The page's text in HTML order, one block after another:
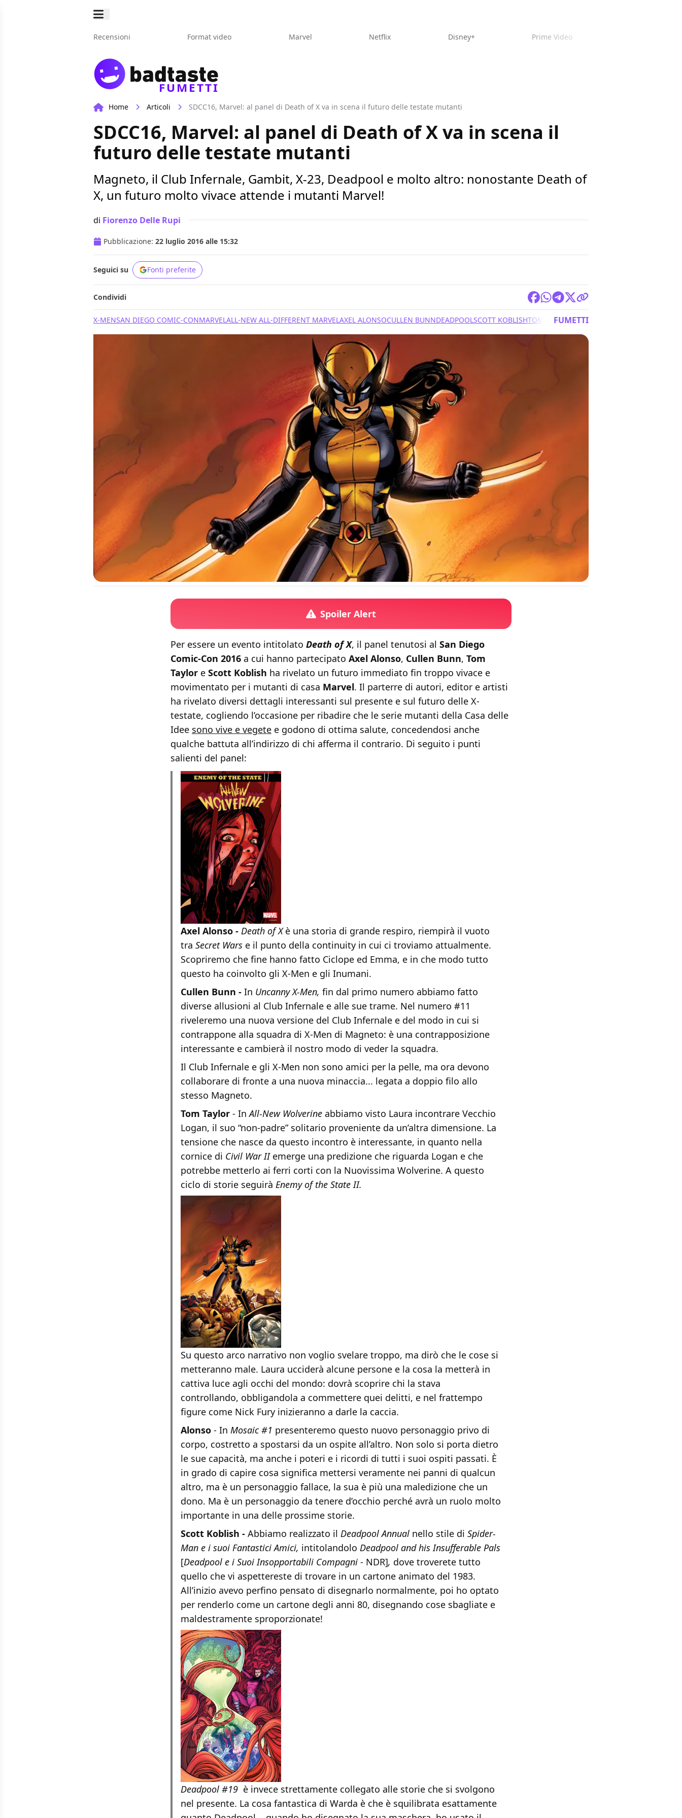
Recensioni Format video Marvel Netflix Disney+ Prime Video
FUMETTI
Home Articoli SDCC16, Marvel: al panel di Death of X va in scena il futuro delle testate mutanti
SDCC16, Marvel: al panel di Death of X va in scena il
futuro delle testate mutanti
Magneto, il Club Infernale, Gambit, X-23, Deadpool e molto altro: nonostante Death of
X, un futuro molto vivace attende i mutanti Marvel!
di Fiorenzo Delle Rupi
Pubblicazione: 22 luglio 2016 alle 15:32
Seguici su Fonti preferite
Condividi
X-MENSAN DIEGO COMIC-CONMARVELALL-NEW ALL-DIFFERENT MARVELAXEL ALONSOCULLEN BUNNDEADPOOLSCOTT KOBLISHTOM TAYLORFUMETTI
Spoiler Alert
Per essere un evento intitolato Death of X, il panel tenutosi al San Diego
Comic-Con 2016 a cui hanno partecipato Axel Alonso, Cullen Bunn, Tom
Taylor e Scott Koblish ha rivelato un futuro immediato fin troppo vivace e
movimentato per i mutanti di casa Marvel. Il parterre di autori, editor e artisti
ha rivelato diversi dettagli interessanti sul presente e sul futuro delle X-
testate, cogliendo l’occasione per ribadire che le serie mutanti della Casa delle
Idee sono vive e vegete e godono di ottima salute, concedendosi anche
qualche battuta all’indirizzo di chi afferma il contrario. Di seguito i punti
salienti del panel:
Axel Alonso - Death of Xè una storia di grande respiro, riempirà il vuoto
tra Secret Wars e il punto della continuity in cui ci troviamo attualmente.
Scopriremo che fine hanno fatto Ciclope ed Emma, e in che modo tutto
questo ha coinvolto gli X-Men e gli Inumani.
Cullen Bunn - In Uncanny X-Men, fin dal primo numero abbiamo fatto
diverse allusioni al Club Infernale e alle sue trame. Nel numero #11
riveleremo una nuova versione del Club Infernale e del modo in cui si
contrappone alla squadra di X-Men di Magneto: è una contrapposizione
interessante e cambierà il nostro modo di veder la squadra.
Il Club Infernale e gli X-Men non sono amici per la pelle, ma ora devono
collaborare di fronte a una nuova minaccia... legata a doppio filo allo
stesso Magneto.
Tom Taylor - InAll-New Wolverine abbiamo visto Laura incontrare Vecchio
Logan, il suo “non-padre” solitario proveniente da un’altra dimensione. La
tensione che nasce da questo incontro è interessante, in quanto nella
cornice di Civil War II emerge una predizione che riguarda Logan e che
potrebbe metterlo ai ferri corti con la Nuovissima Wolverine. A questo
ciclo di storie seguirà Enemy of the State II.
Su questo arco narrativo non voglio svelare troppo, ma dirò che le cose si
metteranno male. Laura ucciderà alcune persone e la cosa la metterà in
cattiva luce agli occhi del mondo: dovrà scoprire chi la stava
controllando, obbligandola a commettere quei delitti, e nel frattempo
figure come Nick Fury inizieranno a darle la caccia.
Alonso - In Mosaic #1 presenteremo questo nuovo personaggio privo di
corpo, costretto a spostarsi da un ospite all’altro. Non solo si porta dietro
le sue capacità, ma anche i poteri e i ricordi di tutti i suoi ospiti passati. È
in grado di capire cosa significa mettersi veramente nei panni di qualcun
altro, ma è un personaggio fallace, la sua è più una maledizione che un
dono. Ma è un personaggio da tenere d’occhio perché avrà un ruolo molto
importante in una delle prossime storie.
Scott Koblish - Abbiamo realizzato il Deadpool Annual nello stile di Spider-
Man e i suoi Fantastici Amici, intitolandolo Deadpool and his Insufferable Pals
[Deadpool e i Suoi Insopportabili Compagni - NDR], dove troverete tutto
quello che vi aspettereste di trovare in un cartone animato del 1983.
All’inizio avevo perfino pensato di disegnarlo normalmente, poi ho optato
per renderlo come un cartone degli anni 80, disegnando cose sbagliate e
maldestramente sproporzionate!
Deadpool #19 è invece strettamente collegato alle storie che si svolgono
nel presente. La cosa fantastica di Warda è che è squilibrata esattamente